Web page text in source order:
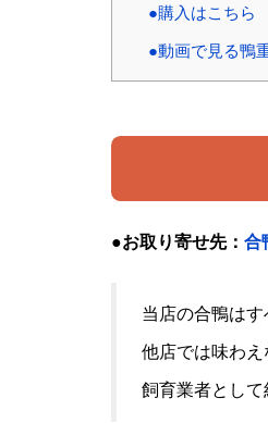
●購入はこちら
●動画で見る鴨
●お取り寄せ先： 合
当店の合鴨はす
他店では味わ
飼育業者とし